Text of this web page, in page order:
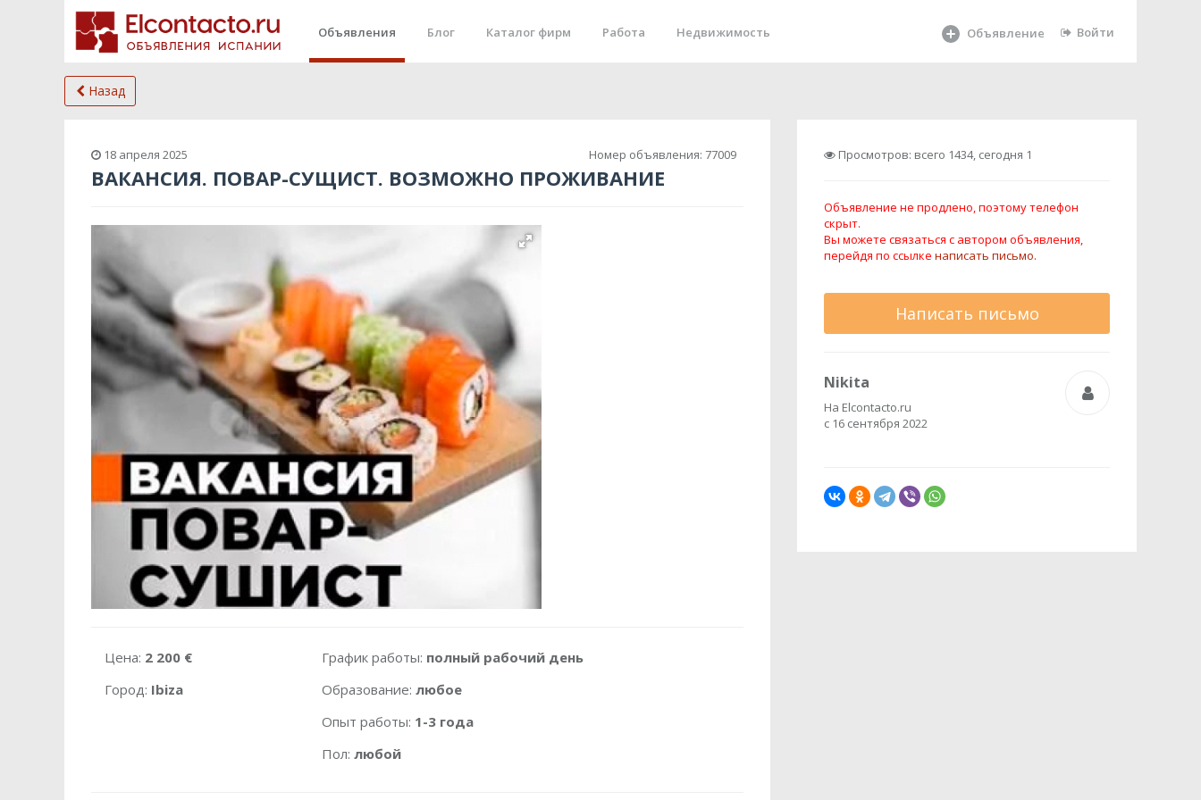
Объявления Блог Каталог фирм Работа Недвижимость Объявление Войти
Назад
18 апреля 2025 Номер объявления: 77009
ВАКАНСИЯ. ПОВАР-СУЩИСТ. ВОЗМОЖНО ПРОЖИВАНИЕ
Цена: 2 200 €
Город: Ibiza
График работы: полный рабочий день
Образование:любое
Опыт работы: 1-3 года
Пол:любой
Просмотров: всего 1434, сегодня 1
Объявление не продлено, поэтому телефон
скрыт.
Вы можете связаться с автором объявления,
перейдя по ссылке написать письмо.
Написать письмо
Nikita
На Elcontacto.ru
с 16 сентября 2022